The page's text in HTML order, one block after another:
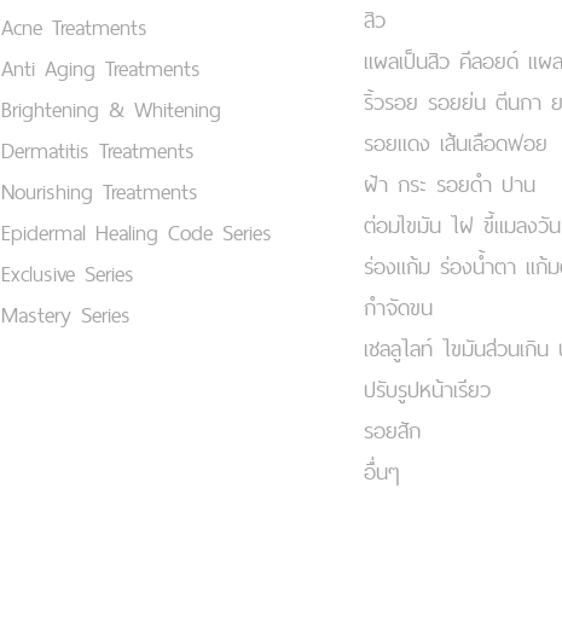
Acne Treatments
Anti Aging Treatments
Brightening & Whitening
Dermatitis Treatments
Nourishing Treatments
Epidermal Healing Code Series
Exclusive Series
Mastery Series
สิว
แผลเป็นสิว คีลอยด์ แผ
ริ้วรอย รอยย่น ตีนกา
รอยแดง เส้นเลือดฟอย
ฝ้า กระ รอยดำ ปาน
ต่อมไขมัน ไฝ ขี้แมลงวั
ร่องแก้ม ร่องน้ำตา แก้
กำจัดขน
เชลลูไลท์ ไขมันส่วนเกิน
ปรับรูปหน้าเรียว
รอยสัก
อื่นๆ